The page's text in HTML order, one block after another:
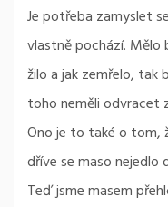
Je potřeba zamyslet
vlastně pochází. Mělo
žilo a jak zemřelo,
toho neměli odvracet
Ono je to také o tom,
dříve se maso nejedlo
Teď jsme masem